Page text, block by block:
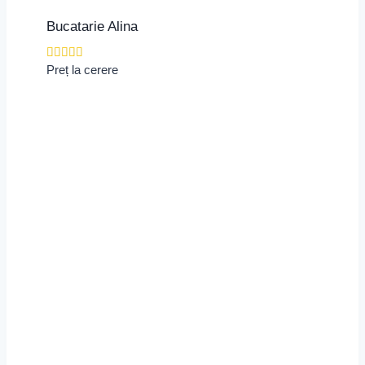
Bucatarie Alina
Evaluat la
Preț la cerere